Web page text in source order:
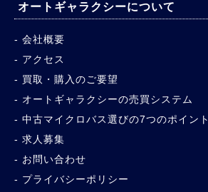
オートギャラクシーについて
会社概要
アクセス
買取・購入のご要望
オートギャラクシーの売買システム
中古マイクロバス選びの7つのポイント
求人募集
お問い合わせ
プライバシーポリシー